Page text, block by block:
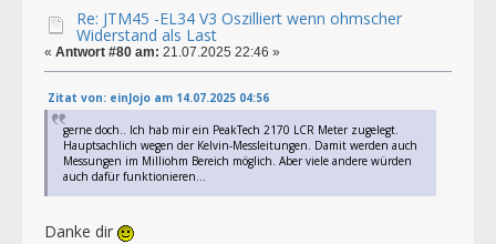
Re: JTM45 -EL34 V3 Oszilliert wenn ohmscher
Widerstand als Last
« Antwort #80 am: 21.07.2025 22:46 »
Zitat von: einJojo am 14.07.2025 04:56
gerne doch.. Ich hab mir ein PeakTech 2170 LCR Meter zugelegt.
Hauptsachlich wegen der Kelvin-Messleitungen. Damit werden auch
Messungen im Milliohm Bereich möglich. Aber viele andere würden
auch dafür funktionieren...
Danke dir